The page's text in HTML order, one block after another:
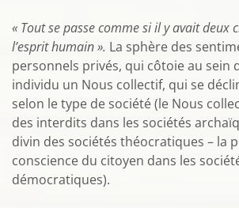
« Tout se passe comme si il y avait deux
l’esprit humain ». La sphère des
personnels privés, qui côtoie au sein
individu un Nous collectif, qui se
selon le type de société (le Nous
des interdits dans les sociétés
divin des sociétés théocratiques – la
conscience du citoyen dans les
démocratiques).